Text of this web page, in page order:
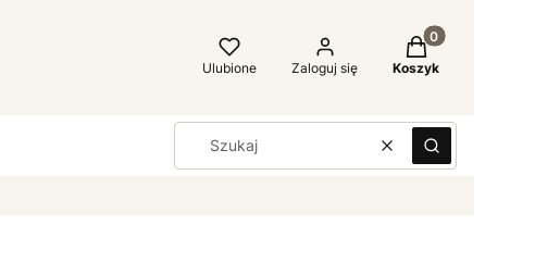
Ulubione Zaloguj się
Produkty w
Koszyk
WyczyśćSzukaj